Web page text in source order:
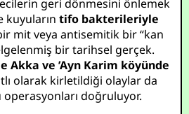
geri dönmesini önlemek
kuyularıntifo bakterileriyle
mit veya antisemitik bir “kan
bir tarihsel gerçek.
Akka ve ’Ayn Karim köyünde
olarak kirletildiği olaylar da
doğruluyor.